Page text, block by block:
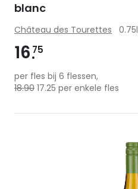
blanc
Château des Tourettes 0.75l
16 75
per fles bij 6 flessen,
18.90 17.25 per enkele fles